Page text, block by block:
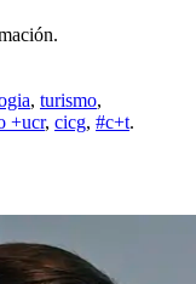
, turismo,
+ucr, cicg, #c+t.